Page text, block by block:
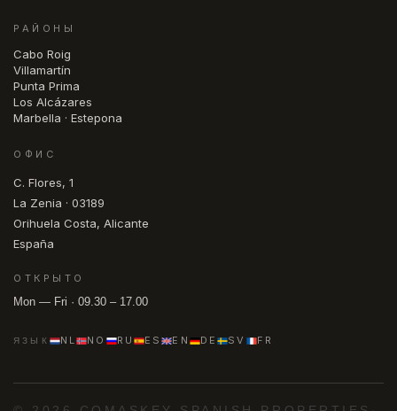
РАЙОНЫ
Cabo Roig
Villamartín
Punta Prima
Los Alcázares
Marbella · Estepona
ОФИС
C. Flores, 1
La Zenia · 03189
Orihuela Costa, Alicante
España
ОТКРЫТО
Mon — Fri · 09.30 – 17.00
ЯЗЫК NL NO RU ES EN DE SV FR